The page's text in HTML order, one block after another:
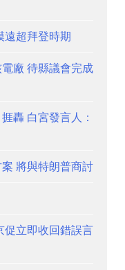
遠超拜登時期
廠 待縣議會完成
轟 白宮發言人：
將與特朗普商討
促立即收回錯誤言